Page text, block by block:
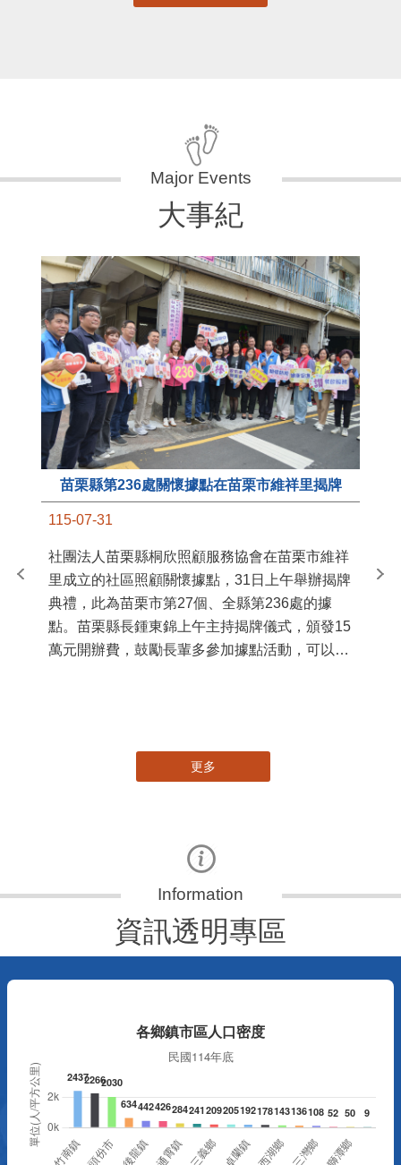
大事紀
苗栗縣第236處關懷據點在苗栗市維祥里揭牌
115-07-31
社團法人苗栗縣桐欣照顧服務協會在苗栗市維祥
里成立的社區照顧關懷據點，31日上午舉辦揭牌
典禮，此為苗栗市第27個、全縣第236處的據
點。苗栗縣長鍾東錦上午主持揭牌儀式，頒發15
萬元開辦費，鼓勵長輩多參加據點活動，可以更
苗
更多
資訊透明專區